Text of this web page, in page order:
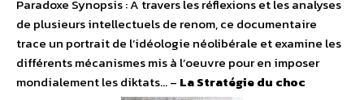
Paradoxe Synopsis : A travers les réflexions et les analyses
de plusieurs intellectuels de renom, ce documentaire
trace un portrait de l’idéologie néolibérale et examine les
différents mécanismes mis à l’oeuvre pour en imposer
mondialement les diktats… – La Stratégie du choc